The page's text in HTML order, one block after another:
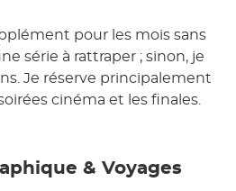
pour les mois sans
série à rattraper ; sinon, je
Je réserve principalement
cinéma et les finales.
& Voyages